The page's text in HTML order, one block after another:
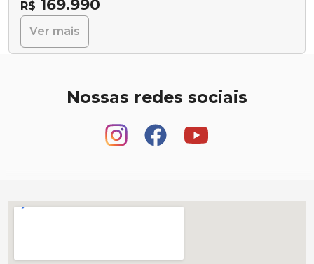
R$ 169.990
Ver mais
Nossas redes sociais